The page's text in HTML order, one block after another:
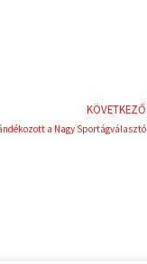
KÖVETKEZŐ
a Nagy Sportágválasztó